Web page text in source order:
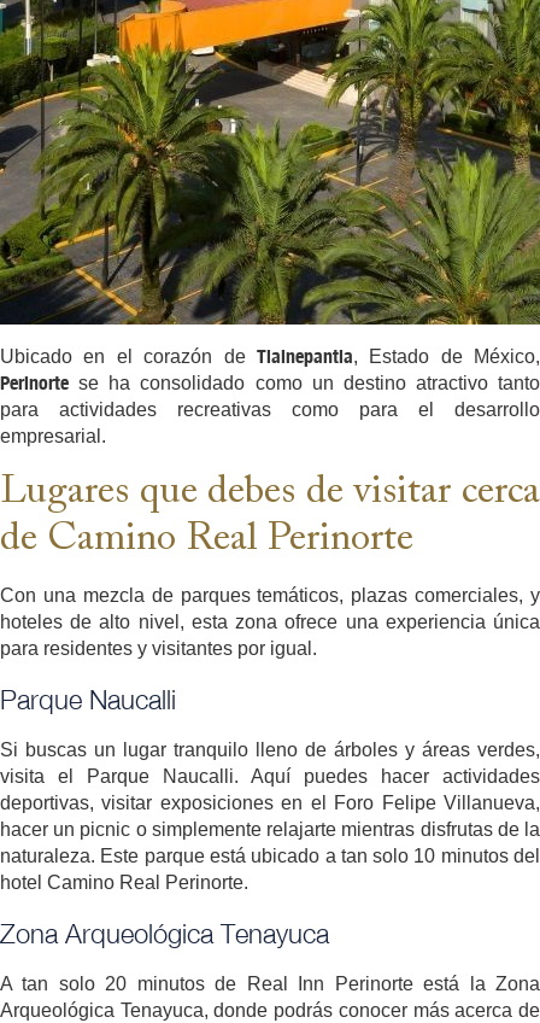
Ubicado en el corazón de Tlalnepantla, Estado de México,
Perinorte se ha consolidado como un destino atractivo tanto
para actividades recreativas como para el desarrollo
empresarial.
Lugares que debes de visitar cerca
de Camino Real Perinorte
Con una mezcla de parques temáticos, plazas comerciales, y
hoteles de alto nivel, esta zona ofrece una experiencia única
para residentes y visitantes por igual.
Parque Naucalli
Si buscas un lugar tranquilo lleno de árboles y áreas verdes,
visita el Parque Naucalli. Aquí puedes hacer actividades
deportivas, visitar exposiciones en el Foro Felipe Villanueva,
hacer un picnic o simplemente relajarte mientras disfrutas de la
naturaleza. Este parque está ubicado a tan solo 10 minutos del
hotel Camino Real Perinorte.
Zona Arqueológica Tenayuca
A tan solo 20 minutos de Real Inn Perinorte está la Zona
Arqueológica Tenayuca, donde podrás conocer más acerca de